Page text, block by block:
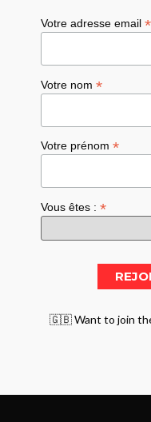
Votre adresse email*
Votre nom*
Votre prénom*
Vous êtes :*
🇬🇧 Want to join